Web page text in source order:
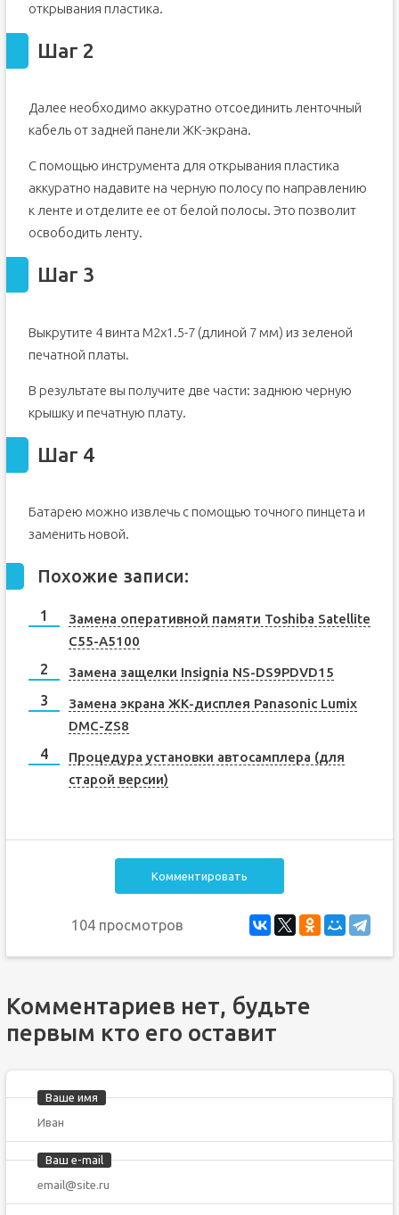
открывания пластика.
Шаг 2
Далее необходимо аккуратно отсоединить ленточный
кабель от задней панели ЖК-экрана.
С помощью инструмента для открывания пластика
аккуратно надавите на черную полосу по направлению
к ленте и отделите ее от белой полосы. Это позволит
освободить ленту.
Шаг 3
Выкрутите 4 винта M2x1.5-7 (длиной 7 мм) из зеленой
печатной платы.
В результате вы получите две части: заднюю черную
крышку и печатную плату.
Шаг 4
Батарею можно извлечь с помощью точного пинцета и
заменить новой.
Похожие записи:
Замена оперативной памяти Toshiba Satellite
C55-A5100
Замена защелки Insignia NS-DS9PDVD15
Замена экрана ЖК-дисплея Panasonic Lumix
DMC-ZS8
Процедура установки автосамплера (для
старой версии)
Комментировать
104 просмотров
Комментариев нет, будьте
первым кто его оставит
Ваше имя
Ваш e-mail